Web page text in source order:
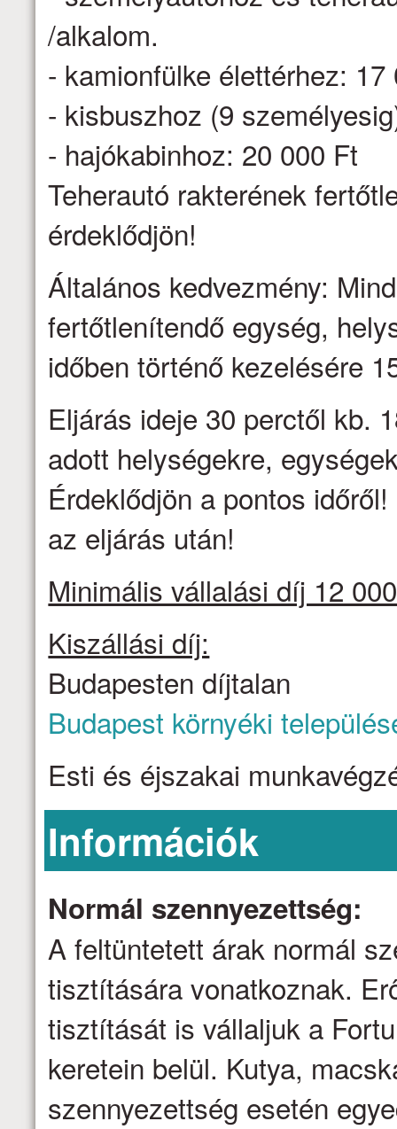
/alkalom.
- kamionfülke élettérhez: 17
- kisbuszhoz (9
- hajókabinhoz: 20 000 Ft
Teherautó rakterének
érdeklődjön!
Általános kedvezmény:
fertőtlenítendő egység,
időben történő kezelésére
Eljárás ideje 30 perctől kb.
adott helységekre,
Érdeklődjön a pontos
az eljárás után!
Minimális vállalási díj 12
Kiszállási díj:
Budapesten díjtalan
Budapest környéki
Esti és éjszakai
Információk
Normál szennyezettség:
A feltüntetett árak normál
tisztítására vonatkoznak.
tisztítását is vállaljuk a
keretein belül. Kutya,
szennyezettség esetén